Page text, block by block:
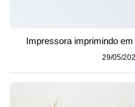
Impressora imprimindo
29/05/